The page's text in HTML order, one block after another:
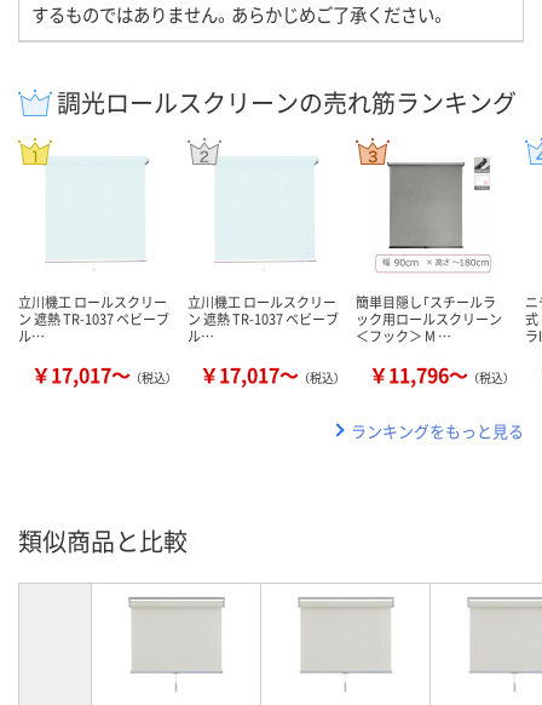
するものではありません。あらかじめご了承ください。
調光ロールスクリーンの売れ筋ランキング
立川機工 ロールスクリー
ン 遮熱 TR-1037 ベビーブ
ル…
￥17,017～ （税込）
立川機工 ロールスクリー
ン 遮熱 TR-1037 ベビーブ
ル…
￥17,017～ （税込）
簡単目隠し「スチールラ
ック用ロールスクリーン
＜フック＞ M …
￥11,796～ （税込）
式
ランキングをもっと見る
類似商品と比較